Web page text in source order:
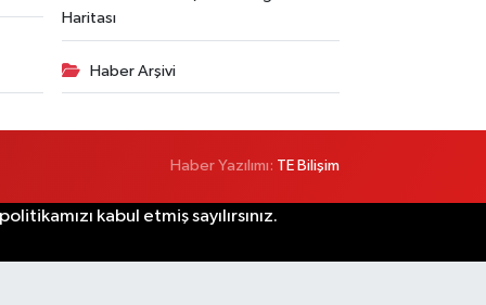
Haritası
Haber Arşivi
Haber Yazılımı: TE Bilişim
kabul etmiş sayılırsınız.